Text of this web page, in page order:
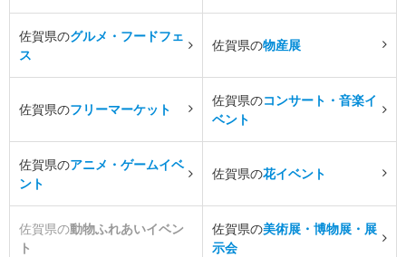
佐賀県のグルメ・フードフェ
ス
佐賀県の物産展
佐賀県のフリーマーケット
佐賀県のコンサート・音楽イ
ベント
佐賀県のアニメ・ゲームイベ
ント
佐賀県の花イベント
佐賀県の動物ふれあいイベン
ト
佐賀県の美術展・博物展・展
示会